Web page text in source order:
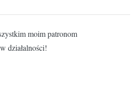
moim patronom
działalności!